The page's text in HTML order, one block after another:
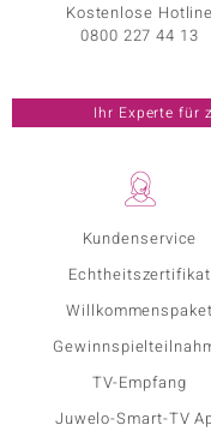
Kundenservice
Echtheitszertifikat
Willkommenspaket
TV-Empfang
Juwelo-Smart-TV
Kostenlose Hotline
0800 227 44 13
Ihr Experte für